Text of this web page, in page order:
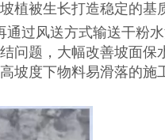
植被生长打造稳定的基
过风送方式输送干粉
问题，大幅改善坡面保
坡度下物料易滑落的施